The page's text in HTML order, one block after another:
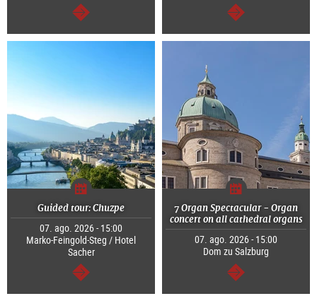
segue segue
Guided tour: Chuzpe
07. ago. 2026 - 15:00
Marko-Feingold-Steg / Hotel
Sacher
segue
7 Organ Spectacular - Organ
concert on all cathedral organs
07. ago. 2026 - 15:00
Dom zu Salzburg
segue